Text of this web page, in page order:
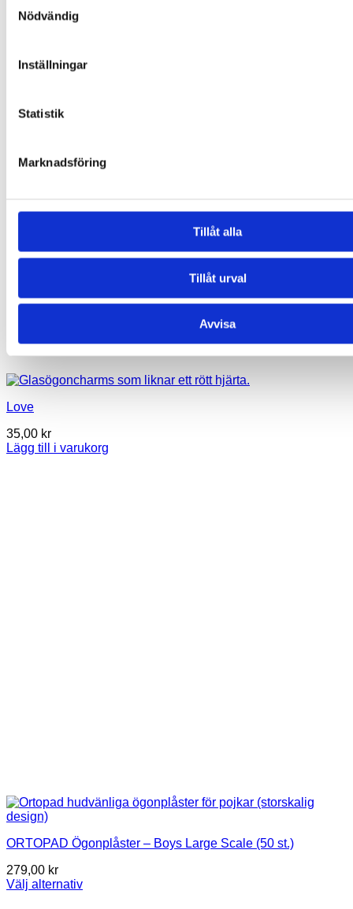
Nödvändig
Inställningar
Statistik
Marknadsföring
Tillåt alla
Tillåt urval
Avvisa
Du kanske också gillar …
Love
35,00 kr
Lägg till i varukorg
ORTOPAD Ögonplåster – Boys Large Scale (50 st.)
279,00 kr
Välj alternativ